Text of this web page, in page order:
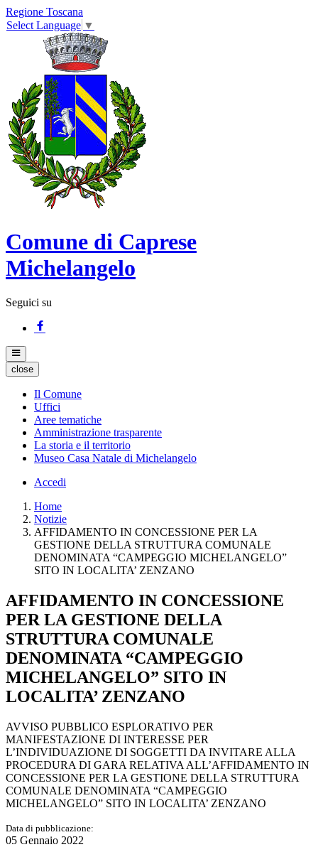
Regione Toscana
Select Language ▼
Comune di Caprese
Michelangelo
Seguici su
close
Il Comune
Uffici
Aree tematiche
Amministrazione trasparente
La storia e il territorio
Museo Casa Natale di Michelangelo
Accedi
Home
Notizie
AFFIDAMENTO IN CONCESSIONE PER LA
GESTIONE DELLA STRUTTURA COMUNALE
DENOMINATA “CAMPEGGIO MICHELANGELO”
SITO IN LOCALITA’ ZENZANO
AFFIDAMENTO IN CONCESSIONE
PER LA GESTIONE DELLA
STRUTTURA COMUNALE
DENOMINATA “CAMPEGGIO
MICHELANGELO” SITO IN
LOCALITA’ ZENZANO
AVVISO PUBBLICO ESPLORATIVO PER
MANIFESTAZIONE DI INTERESSE PER
L’INDIVIDUAZIONE DI SOGGETTI DA INVITARE ALLA
PROCEDURA DI GARA RELATIVA ALL’AFFIDAMENTO IN
CONCESSIONE PER LA GESTIONE DELLA STRUTTURA
COMUNALE DENOMINATA “CAMPEGGIO
MICHELANGELO” SITO IN LOCALITA’ ZENZANO
Data di pubblicazione:
05 Gennaio 2022